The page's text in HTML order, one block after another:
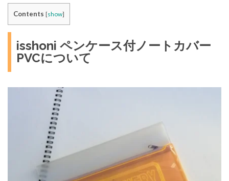
Contents [show]
isshoni ペンケース付ノートカバー
PVCについて